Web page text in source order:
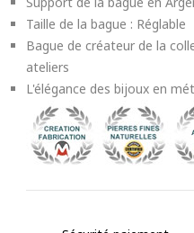
Taille de la bague : Réglable
Bague de créateur de la
ateliers
L'élégance des bijoux en